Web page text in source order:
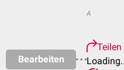
Bearbeiten
A
Teilen